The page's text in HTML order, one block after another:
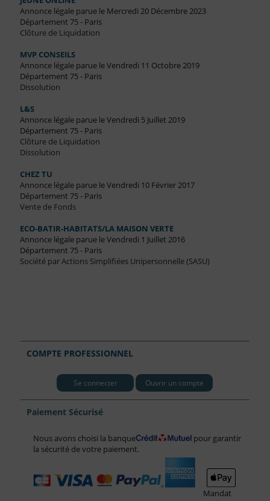
Annonce légale parue le Mercredi 20 Décembre 2023
Département 75 - Paris
Clôture de Liquidation
MVP CONSEILS
Annonce légale parue le Vendredi 11 Octobre 2019
Département 75 - Paris
Dissolution
L&S
Annonce légale parue le Vendredi 5 Juillet 2019
Département 75 - Paris
Clôture de Liquidation
Dissolution
CHEZ TU
Annonce légale parue le Vendredi 10 Février 2017
Département 75 - Paris
Vente de Fonds
ECO-BATIR-HABITATS/LA MAISON VERTE
Annonce légale parue le Vendredi 1 Juillet 2016
Département 75 - Paris
Société par Actions Simplifiées Unipersonnelle (SASU)
COMPTE PROFESSIONNEL
Se connecter Ouvrir un compte
Paiement Sécurisé
Nous avons choisi la banque
pour garantir
la sécurité de votre paiement.
Mandat